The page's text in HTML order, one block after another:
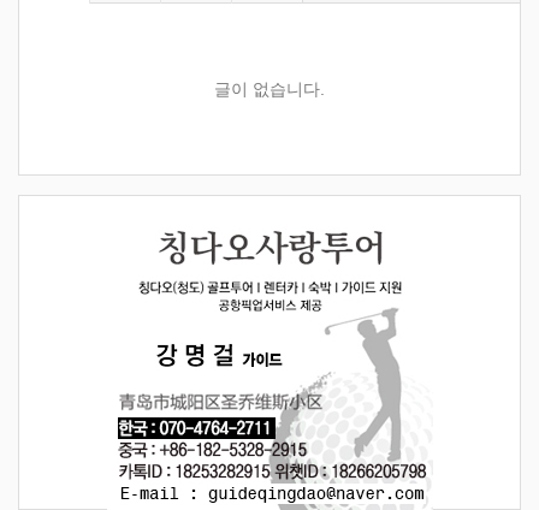
글이 없습니다.